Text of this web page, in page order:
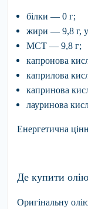
білки — 0 г;
жири — 9,8 г, у
МСТ — 9,8 г;
капронова
каприлова
капринова
лауринова
Енергетична
Де купити
Оригінальну